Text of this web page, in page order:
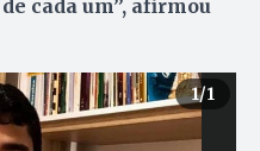
cada um”, afirmou
1/1